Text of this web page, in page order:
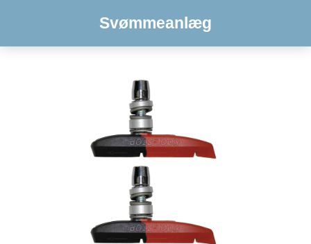
Svømmeanlæg